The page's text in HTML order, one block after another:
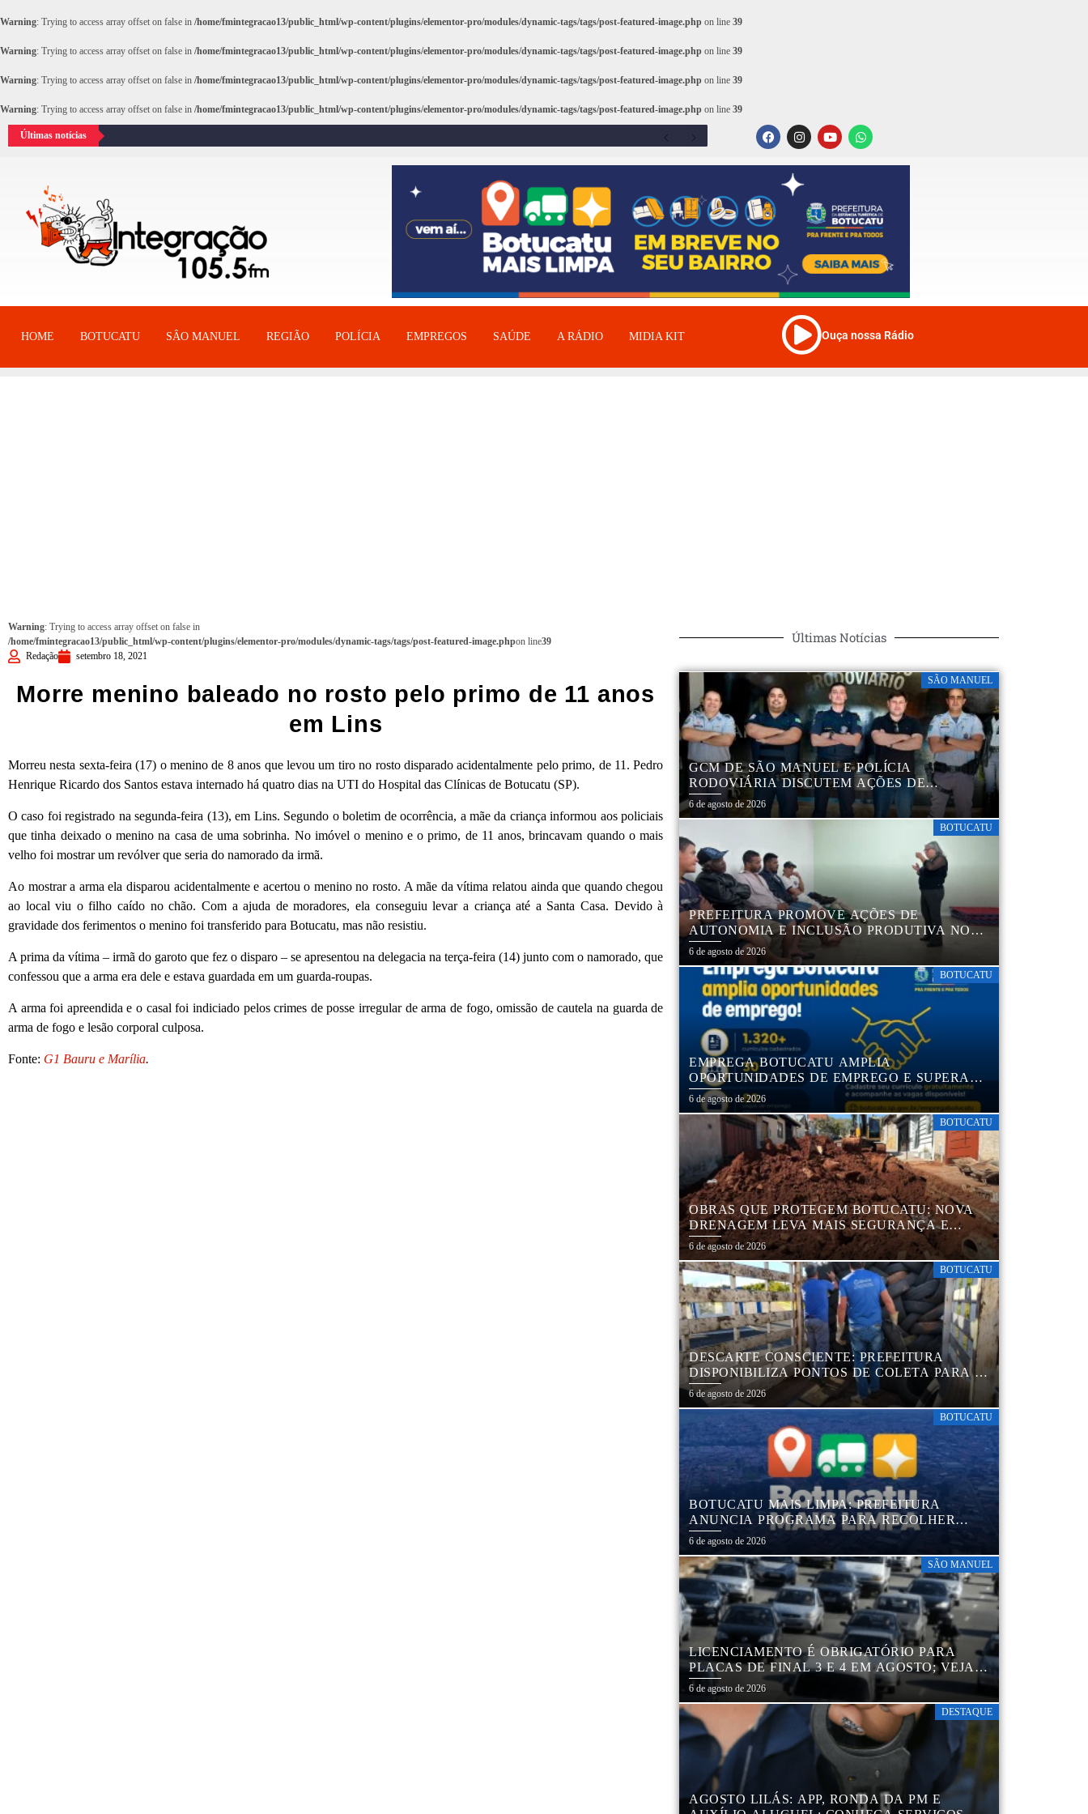
Warning: Trying to access array offset on false in /home/fmintegracao13/public_html/wp-content/plugins/elementor-pro/modules/dynamic-tags/tags/post-featured-image.php on line 39
Warning: Trying to access array offset on false in /home/fmintegracao13/public_html/wp-content/plugins/elementor-pro/modules/dynamic-tags/tags/post-featured-image.php on line 39
Warning: Trying to access array offset on false in /home/fmintegracao13/public_html/wp-content/plugins/elementor-pro/modules/dynamic-tags/tags/post-featured-image.php on line 39
Warning: Trying to access array offset on false in /home/fmintegracao13/public_html/wp-content/plugins/elementor-pro/modules/dynamic-tags/tags/post-featured-image.php on line 39
Últimas notícias
HOME BOTUCATU SÂO MANUEL REGIÃO POLÍCIA EMPREGOS SAÚDE A RÁDIO MIDIA KIT Ouça nossa Rádio
Warning: Trying to access array offset on false in
/home/fmintegracao13/public_html/wp-content/plugins/elementor-pro/modules/dynamic-tags/tags/post-featured-image.phpon line39
Redação
setembro 18, 2021
Morre menino baleado no rosto pelo primo de 11 anos
em Lins
Morreu nesta sexta-feira (17) o menino de 8 anos que levou um tiro no rosto disparado acidentalmente pelo primo, de 11. Pedro
Henrique Ricardo dos Santos estava internado há quatro dias na UTI do Hospital das Clínicas de Botucatu (SP).
O caso foi registrado na segunda-feira (13), em Lins. Segundo o boletim de ocorrência, a mãe da criança informou aos policiais
que tinha deixado o menino na casa de uma sobrinha. No imóvel o menino e o primo, de 11 anos, brincavam quando o mais
velho foi mostrar um revólver que seria do namorado da irmã.
Ao mostrar a arma ela disparou acidentalmente e acertou o menino no rosto. A mãe da vítima relatou ainda que quando chegou
ao local viu o filho caído no chão. Com a ajuda de moradores, ela conseguiu levar a criança até a Santa Casa. Devido à
gravidade dos ferimentos o menino foi transferido para Botucatu, mas não resistiu.
A prima da vítima – irmã do garoto que fez o disparo – se apresentou na delegacia na terça-feira (14) junto com o namorado, que
confessou que a arma era dele e estava guardada em um guarda-roupas.
A arma foi apreendida e o casal foi indiciado pelos crimes de posse irregular de arma de fogo, omissão de cautela na guarda de
arma de fogo e lesão corporal culposa.
Fonte: G1 Bauru e Marília.
Últimas Notícias
SÃO MANUEL
GCM DE SÃO MANUEL E POLÍCIA
RODOVIÁRIA DISCUTEM AÇÕES DE
EDUCAÇÃO E SEGURANÇA NO TRÂNSITO
6 de agosto de 2026
BOTUCATU
PREFEITURA PROMOVE AÇÕES DE
AUTONOMIA E INCLUSÃO PRODUTIVA NO
CENTRO POP VIDA
6 de agosto de 2026
BOTUCATU
EMPREGA BOTUCATU AMPLIA
OPORTUNIDADES DE EMPREGO E SUPERA
1,3 MIL CURRÍCULOS CADASTRADOS
6 de agosto de 2026
BOTUCATU
OBRAS QUE PROTEGEM BOTUCATU: NOVA
DRENAGEM LEVA MAIS SEGURANÇA E
TRANQUILIDADE AOS MORADORES DA
COHAB 5
6 de agosto de 2026
BOTUCATU
DESCARTE CONSCIENTE: PREFEITURA
DISPONIBILIZA PONTOS DE COLETA PARA O
DESCARTE AMBIENTALMENTE CORRETO DE
PNEUS, GARANTINDO DESTINAÇÃO
ADEQUADA E PRESERVAÇÃO AMBIENTAL
6 de agosto de 2026
BOTUCATU
BOTUCATU MAIS LIMPA: PREFEITURA
ANUNCIA PROGRAMA PARA RECOLHER
MÓVEIS, PNEUS, COLCHÕES E OUTROS
MATERIAIS SEM USO
6 de agosto de 2026
SÃO MANUEL
LICENCIAMENTO É OBRIGATÓRIO PARA
PLACAS DE FINAL 3 E 4 EM AGOSTO; VEJA
CALENDÁRIO
6 de agosto de 2026
DESTAQUE
AGOSTO LILÁS: APP, RONDA DA PM E